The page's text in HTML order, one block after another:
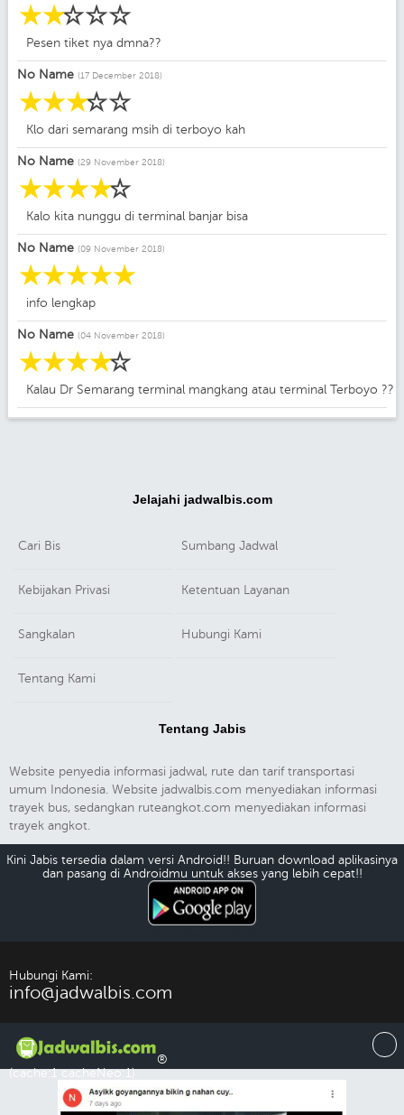
☆
☆
☆
☆
☆
Pesen tiket nya dmna??
No Name (17 December 2018)
☆
☆
☆
☆
☆
Klo dari semarang msih di terboyo kah
No Name (29 November 2018)
☆
☆
☆
☆
☆
Kalo kita nunggu di terminal banjar bisa
No Name (09 November 2018)
☆
☆
☆
☆
☆
info lengkap
No Name (04 November 2018)
☆
☆
☆
☆
☆
Kalau Dr Semarang terminal mangkang atau terminal Terboyo ??
Jelajahi jadwalbis.com
Cari Bis Sumbang Jadwal
Kebijakan Privasi Ketentuan Layanan
Sangkalan Hubungi Kami
Tentang Kami
Tentang Jabis
Website penyedia informasi jadwal, rute dan tarif transportasi
umum Indonesia. Website jadwalbis.com menyediakan informasi
trayek bus, sedangkan ruteangkot.com menyediakan informasi
trayek angkot.
Kini Jabis tersedia dalam versi Android!! Buruan download aplikasinya
dan pasang di Androidmu untuk akses yang lebih cepat!!
Hubungi Kami:
info@jadwalbis.com
®
(cache:1 cacheNeo:1)